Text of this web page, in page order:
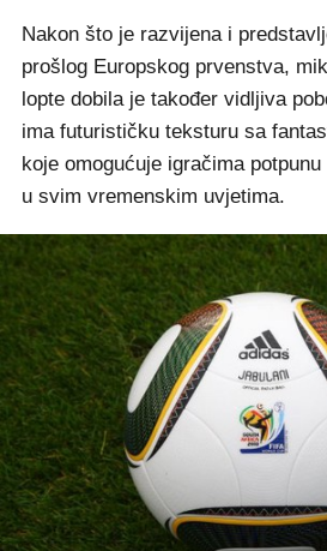
Nakon što je razvijena i
prošlog Europskog prvenstva,
lopte dobila je također vidljiva
ima futurističku teksturu sa
koje omogućuje igračima
u svim vremenskim uvjetima.